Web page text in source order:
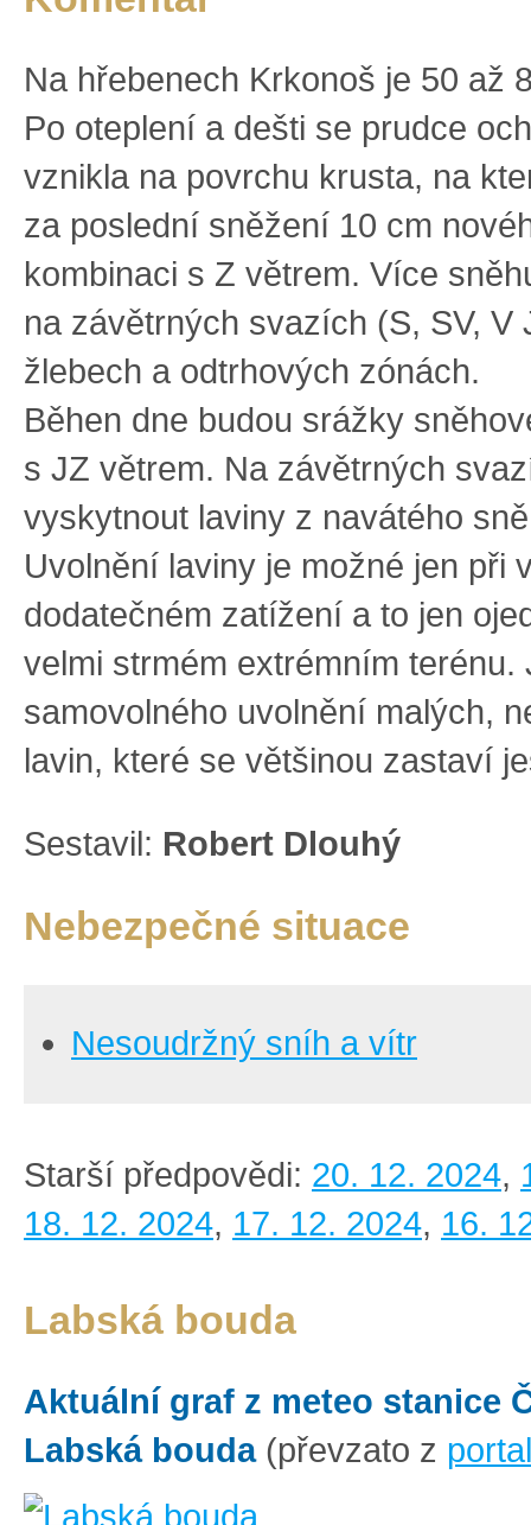
Na hřebenech Krkonoš je 50 až
Po oteplení a dešti se prudce
vznikla na povrchu krusta, na
za poslední sněžení 10 cm
kombinaci s Z větrem. Více
na závětrných svazích (S, SV, V
žlebech a odtrhových zónách.
Běhen dne budou srážky
s JZ větrem. Na závětrných
vyskytnout laviny z navátého
Uvolnění laviny je možné jen při
dodatečném zatížení a to jen
velmi strmém extrémním terénu.
samovolného uvolnění malých,
lavin, které se většinou zastaví
Sestavil: Robert Dlouhý
Nebezpečné situace
Nesoudržný sníh a vítr
Starší předpovědi: 20. 12. 2024,
18. 12. 2024, 17. 12. 2024, 16.
Labská bouda
Aktuální graf z meteo stanice
Labská bouda(převzato z